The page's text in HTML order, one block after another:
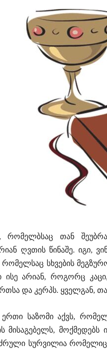
რომელბსაც თან
ღვთის წინაშე. იგი,
რომელსაც სხვების
ისე არიან, როგორც
და კერპს. ყველგან,
საზომი აქვს,
მისაგებელს,
სურვილია რომელიც